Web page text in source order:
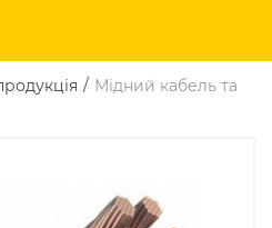
Мідний кабель та